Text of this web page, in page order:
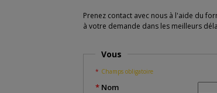
Prenez contact avec nous à l'aide du
à votre demande dans les meilleurs
Vous
Champs obligatoire
Nom